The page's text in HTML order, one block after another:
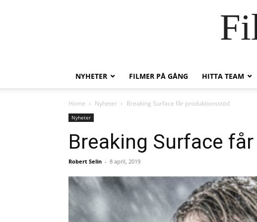
NYHETER FILMER PÅ GÅNG HITTA TEAM
Home Nyheter Breaking Surface får produktionsstöd
Nyheter
Breaking Surface
Robert Selin - 8 april, 2019